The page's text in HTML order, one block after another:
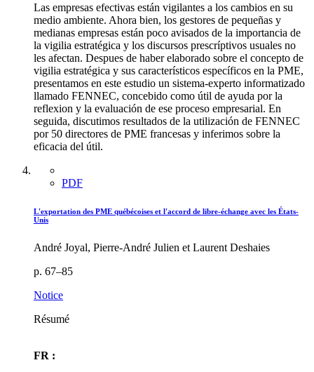
Las empresas efectivas están vigilantes a los cambios en su
medio ambiente. Ahora bien, los gestores de pequeñas y
medianas empresas están poco avisados de la importancia de
la vigilia estratégica y los discursos prescríptivos usuales no
les afectan. Despues de haber elaborado sobre el concepto de
vigilia estratégica y sus característicos específicos en la PME,
presentamos en este estudio un sistema-experto informatizado
llamado FENNEC, concebido como útil de ayuda por la
reflexion y la evaluación de ese proceso empresarial. En
seguida, discutimos resultados de la utilización de FENNEC
por 50 directores de PME francesas y inferimos sobre la
eficacia del útil.
PDF
L'exportation des PME québécoises et l'accord de libre-échange avec les États-
Unis
André Joyal, Pierre-André Julien et Laurent Deshaies
p. 67–85
Notice
Résumé
FR :